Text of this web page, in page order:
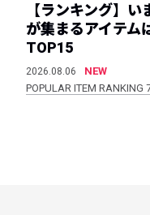
【ランキング】
が集まるアイテム
TOP15
2026.08.06
NEW
POPULAR ITEM